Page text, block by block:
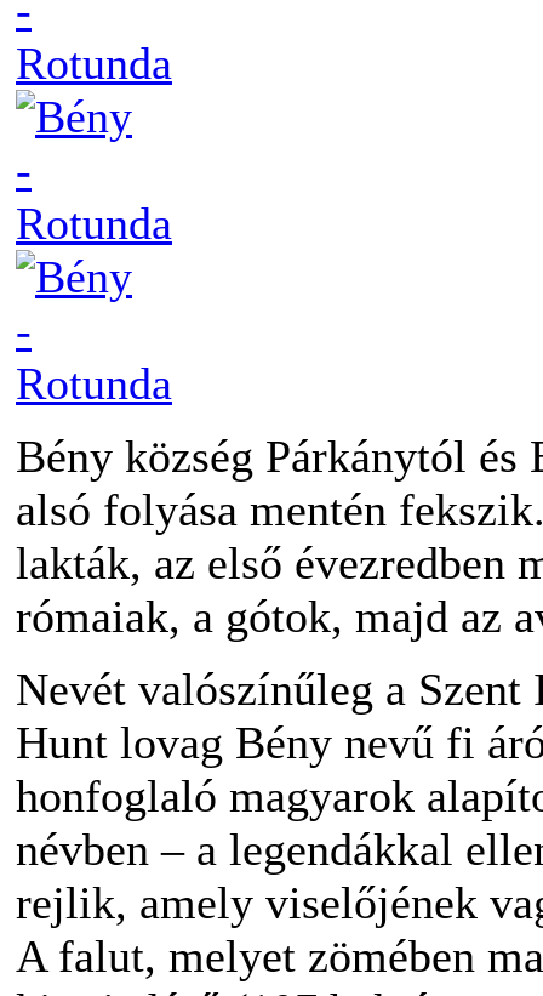
Bény község Párkánytól és
alsó folyása mentén
lakták, az első évezredben
rómaiak, a gótok, majd az
Nevét valószínűleg a Szent
Hunt lovag Bény nevű fi
honfoglaló magyarok
névben – a legendákkal
rejlik, amely viselőjének
A falut, melyet zömében